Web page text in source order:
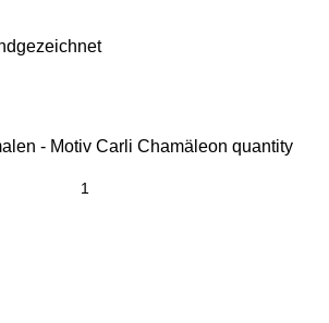
- Motiv Carli Chamäleon quantity